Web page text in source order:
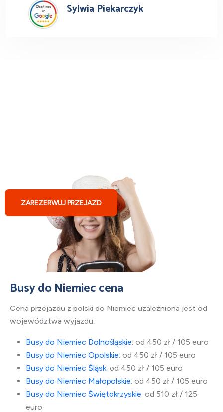
Sylwia Piekarczyk
ZAREZERWUJ PRZEJAZD
Busy do Niemiec cena
Cena przejazdu z polski do Niemiec uzależniona jest od
województwa wyjazdu:
Busy do Niemiec Dolnośląskie: od 450 zł / 105 euro
Busy do Niemiec Opolskie: od 450 zł / 105 euro
Busy do Niemiec Śląsk: od 450 zł / 105 euro
Busy do Niemiec Małopolskie: od 450 zł / 105 euro
Busy do Niemiec Świętokrzyskie: od 510 zł / 125
euro